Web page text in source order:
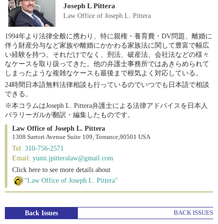
Joseph L Pittera
Law Office of Joseph L. Pittera
1994年より法律全般に携わり、特に親権・養育費・DV問題、離婚に
伴う財産分与など家族や離婚にかかわる家族法に関して豊富で幅広
い経験を持つ。それだけでなく、刑法、破産法、会社法などの様々
なケースを取り扱ってきた。他の弁護士事務所ではあきらめられて
しまったような複雑なケースも最後まで根気よく対応している。
24時間日本語無料法律相談も行っているのでいつでも日本語で相談
できる。
※本コラムはJoseph L. Pittera弁護士による法律アドバイスを日本人
パラリーガルが翻訳・編集したものです。
Law Office of Joseph L. Pittera
1308 Sartori Avenue Suite 109, Torrance,90501 USA
Tel: 310-756-2571
Email: yumi.jpitteralaw@gmail.com
Click here to see more details about
“Law Office of Joseph L. Pittera”
Back Issues BACK ISSUES